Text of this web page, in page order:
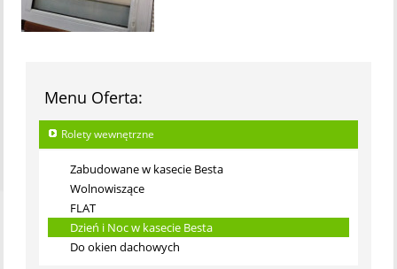
Menu Oferta:
Rolety wewnętrzne
Zabudowane w kasecie Besta
Wolnowiszące
FLAT
Dzień i Noc w kasecie Besta
Do okien dachowych